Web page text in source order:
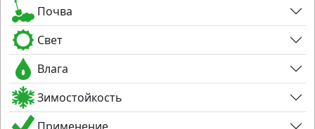
Почва
Свет
Влага
Зимостойкость
Применение